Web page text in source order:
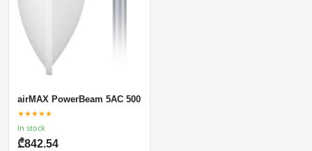
airMAX PowerBeam 5AC 500
★★★★★
In stock
₾842.54